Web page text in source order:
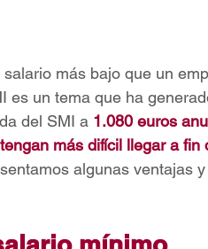
más bajo que un
es un tema que ha
del SMI a 1.080 euros
más difícil llegar a fin
algunas ventajas